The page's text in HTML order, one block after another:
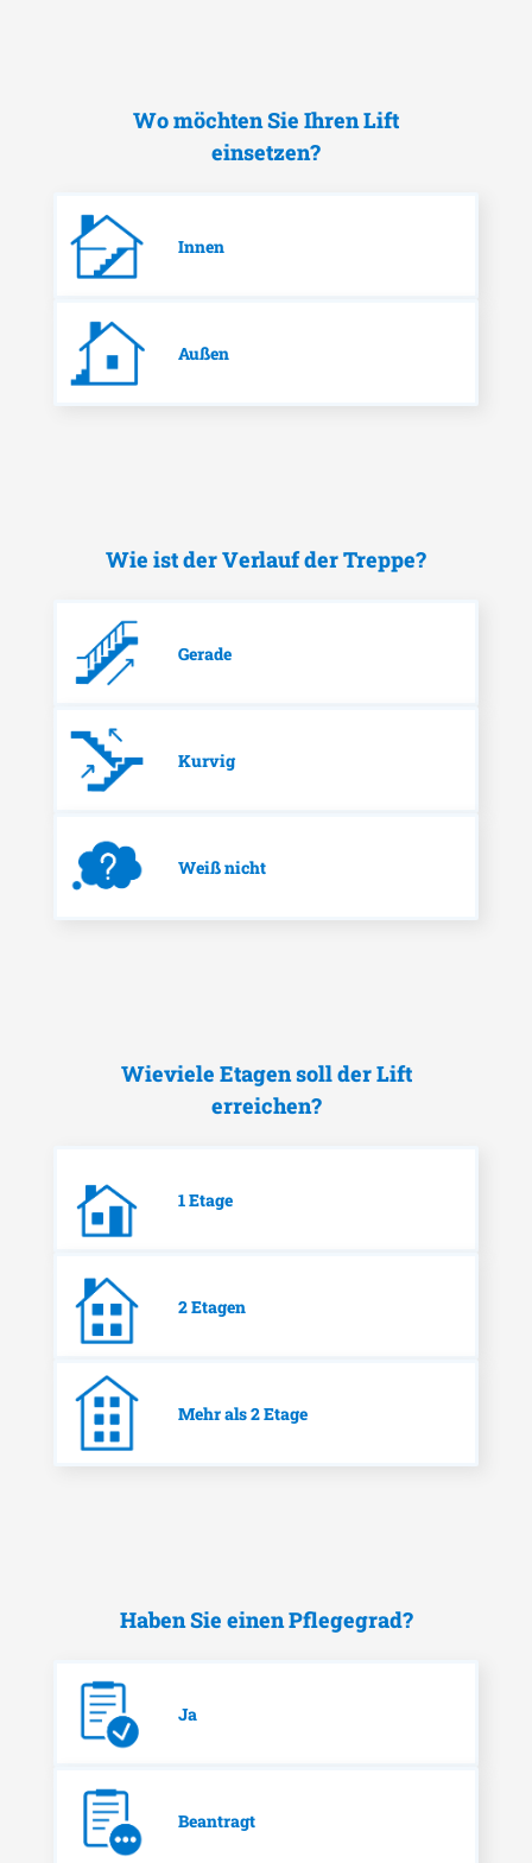
Wo möchten Sie Ihren Lift
einsetzen?
Innen
Außen
Wie ist der Verlauf der Treppe?
Gerade
Kurvig
Weiß nicht
Wieviele Etagen soll der Lift
erreichen?
1 Etage
2 Etagen
Mehr als 2 Etage
Haben Sie einen Pflegegrad?
Ja
Beantragt